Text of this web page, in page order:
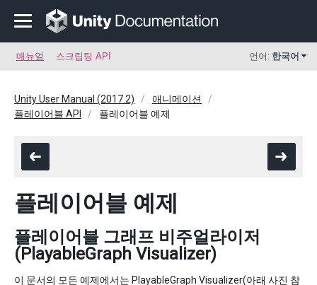
매뉴얼 스크립팅 API 언어: 한국어
Unity User Manual (2017.2)
애니메이션
플레이어블 API
플레이어블 예제
플레이어블 예제
플레이어블 그래프 비주얼라이저
(PlayableGraph Visualizer)
이 문서의 모든 예제에서는 PlayableGraph Visualizer(아래 사진 참